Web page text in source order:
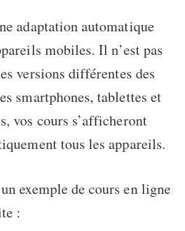
adaptation automatique
mobiles. Il n’est pas
versions différentes des
smartphones, tablettes et
vos cours s’afficheront
tous les appareils.
exemple de cours en ligne
: